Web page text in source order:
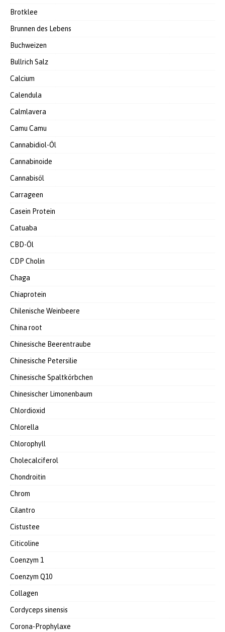
Brotklee
Brunnen des Lebens
Buchweizen
Bullrich Salz
Calcium
Calendula
Calmlavera
Camu Camu
Cannabidiol-Öl
Cannabinoide
Cannabisöl
Carrageen
Casein Protein
Catuaba
CBD-Öl
CDP Cholin
Chaga
Chiaprotein
Chilenische Weinbeere
China root
Chinesische Beerentraube
Chinesische Petersilie
Chinesische Spaltkörbchen
Chinesischer Limonenbaum
Chlordioxid
Chlorella
Chlorophyll
Cholecalciferol
Chondroitin
Chrom
Cilantro
Cistustee
Citicoline
Coenzym 1
Coenzym Q10
Collagen
Cordyceps sinensis
Corona-Prophylaxe